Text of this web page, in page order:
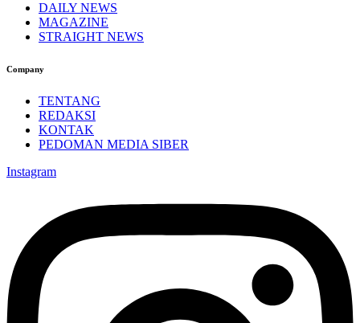
DAILY NEWS
MAGAZINE
STRAIGHT NEWS
Company
TENTANG
REDAKSI
KONTAK
PEDOMAN MEDIA SIBER
Instagram